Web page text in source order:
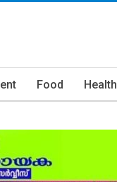
Food Health